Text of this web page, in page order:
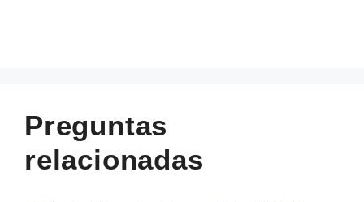
Preguntas
relacionadas